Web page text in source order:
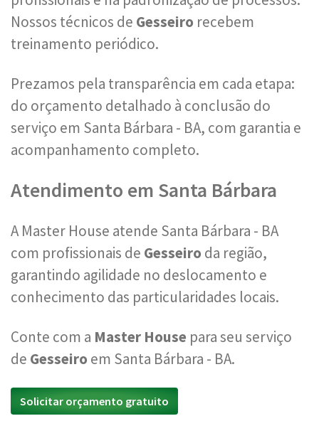
Nossos técnicos de Gesseiro recebem
treinamento periódico.
Prezamos pela transparência em cada etapa:
do orçamento detalhado à conclusão do
serviço em Santa Bárbara - BA, com garantia e
acompanhamento completo.
Atendimento em Santa Bárbara
A Master House atende Santa Bárbara - BA
com profissionais de Gesseiro da região,
garantindo agilidade no deslocamento e
conhecimento das particularidades locais.
Conte com a Master House para seu serviço
de Gesseiro em Santa Bárbara - BA.
Solicitar orçamento gratuito